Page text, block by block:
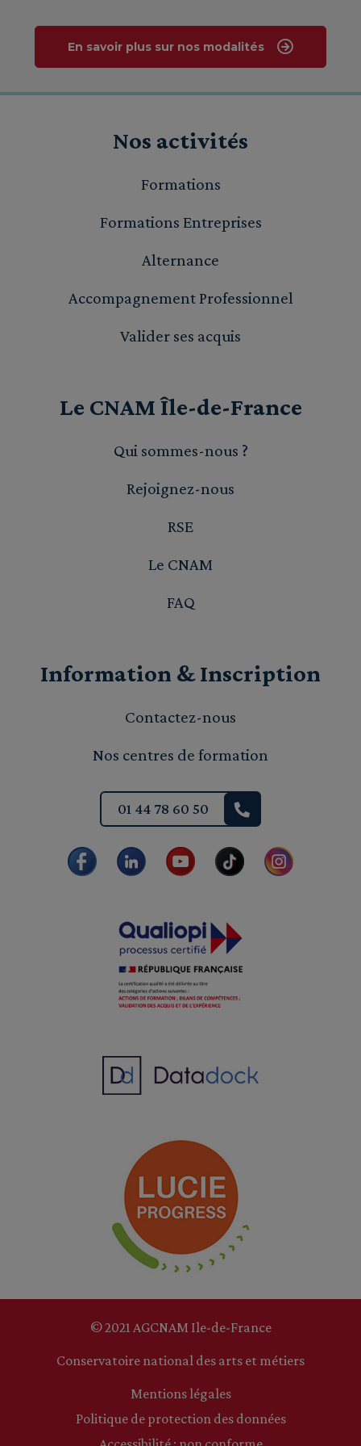
En savoir plus sur nos modalités
Nos activités
Formations
Formations Entreprises
Alternance
Accompagnement Professionnel
Valider ses acquis
Le CNAM Île-de-France
Qui sommes-nous ?
Rejoignez-nous
RSE
Le CNAM
FAQ
Information & Inscription
Contactez-nous
Nos centres de formation
01 44 78 60 50
© 2021 AGCNAM Ile-de-France
Conservatoire national des arts et métiers
Mentions légales
Politique de protection des données